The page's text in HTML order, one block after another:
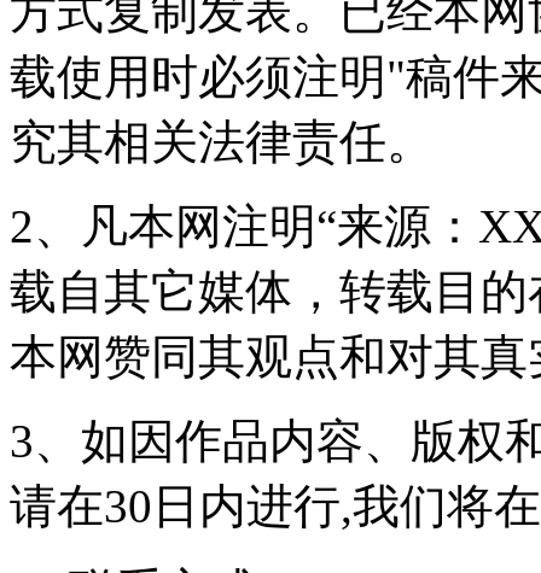
方式复制发表。已经本
载使用时必须注明"稿件
究其相关法律责任。
2、凡本网注明“来源：
载自其它媒体，转载目
本网赞同其观点和对其
3、如因作品内容、版权
请在30日内进行,我们将